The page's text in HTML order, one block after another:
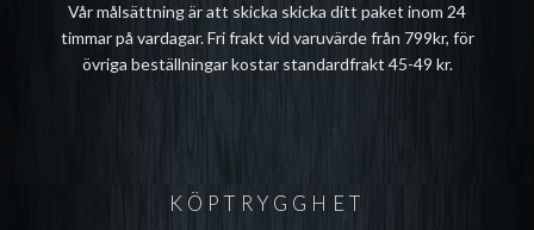
Vår målsättning är att skicka skicka ditt paket inom 24
timmar på vardagar. Fri frakt vid varuvärde från 799kr, för
övriga beställningar kostar standardfrakt 45-49 kr.
KÖPTRYGGHET